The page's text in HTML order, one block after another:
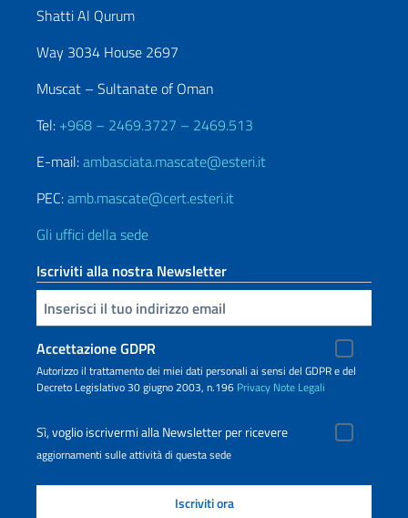
Shatti Al Qurum
Way 3034 House 2697
Muscat – Sultanate of Oman
Tel: +968 – 2469.3727 – 2469.513
E-mail:ambasciata.mascate@esteri.it
PEC:amb.mascate@cert.esteri.it
Gli uffici della sede
Iscriviti alla nostra Newsletter
Inserisci la tua email
Accettazione GDPR
Autorizzo il trattamento dei miei dati personali ai sensi del GDPR e del
Decreto Legislativo 30 giugno 2003, n.196 Privacy Note Legali
Sì, voglio iscrivermi alla Newsletter per ricevere
aggiornamenti sulle attività di questa sede